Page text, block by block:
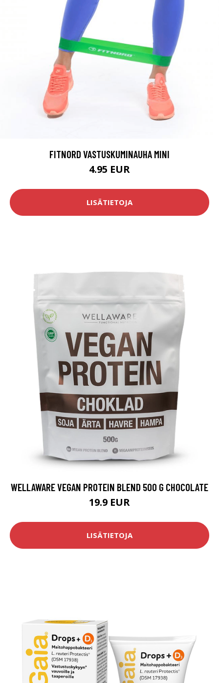
FITNORD VASTUSKUMINAUHA MINI
4.95 EUR
LISÄTIETOJA
WELLAWARE VEGAN PROTEIN BLEND 500 G CHOCOLATE
19.9 EUR
LISÄTIETOJA